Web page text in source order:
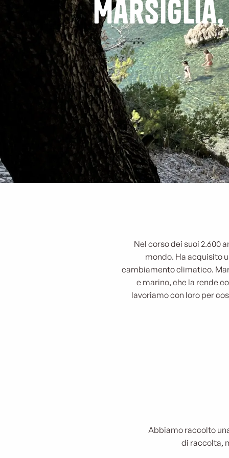
Marsiglia,
Nel corso dei suoi 2.600
mondo. Ha acquisito
cambiamento climatico.
e marino, che la rende
lavoriamo con loro per
Abbiamo raccolto
di raccolta,